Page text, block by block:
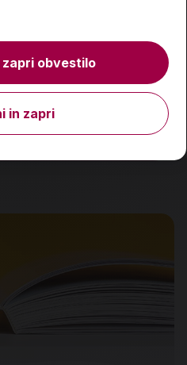
svojega ljubljenčka
zapri obvestilo
in zapri